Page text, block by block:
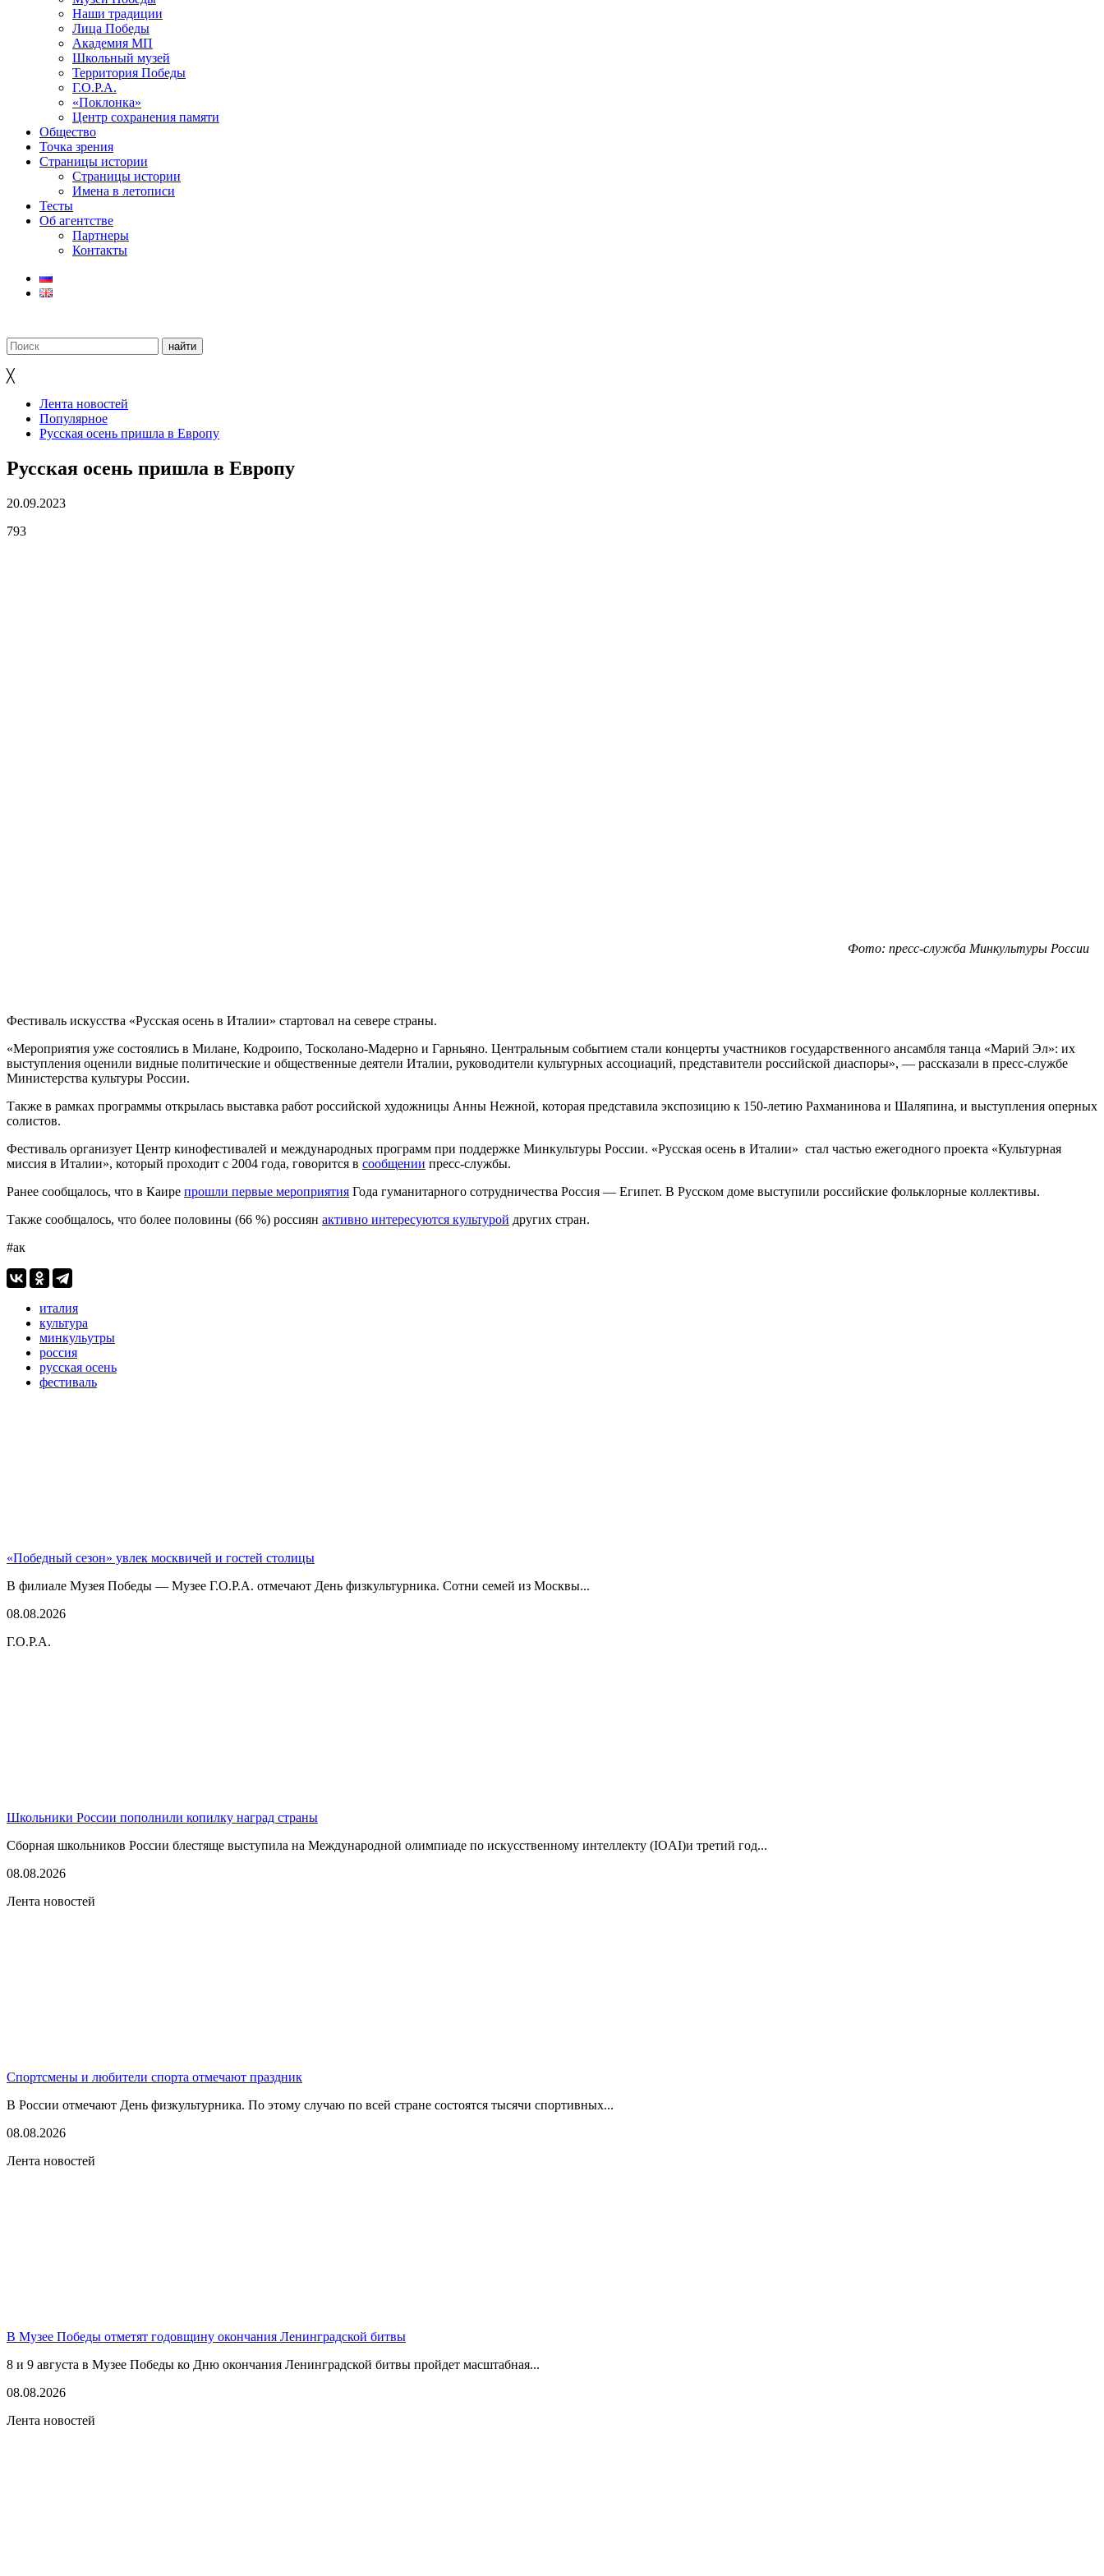
Наши традиции
Лица Победы
Академия МП
Школьный музей
Территория Победы
Г.О.Р.А.
«Поклонка»
Центр сохранения памяти
Общество
Точка зрения
Страницы истории
Страницы истории
Имена в летописи
Тесты
Об агентстве
Партнеры
Контакты
╳
Лента новостей
Популярное
Русская осень пришла в Европу
Русская осень пришла в Европу
20.09.2023
793
Фото: пресс-служба Минкультуры России
Фестиваль искусства «Русская осень в Италии» стартовал на севере страны.
«Мероприятия уже состоялись в Милане, Кодроипо, Тосколано-Мадерно и Гарньяно. Центральным событием стали концерты участников государственного ансамбля танца «Марий Эл»: их
выступления оценили видные политические и общественные деятели Италии, руководители культурных ассоциаций, представители российской диаспоры», — рассказали в пресс-службе
Министерства культуры России.
Также в рамках программы открылась выставка работ российской художницы Анны Нежной, которая представила экспозицию к 150-летию Рахманинова и Шаляпина, и выступления оперных
солистов.
Фестиваль организует Центр кинофестивалей и международных программ при поддержке Минкультуры России. «Русская осень в Италии» стал частью ежегодного проекта «Культурная
миссия в Италии», который проходит с 2004 года, говорится в сообщении пресс-службы.
Ранее сообщалось, что в Каире прошли первые мероприятия Года гуманитарного сотрудничества Россия — Египет. В Русском доме выступили российские фольклорные коллективы.
Также сообщалось, что более половины (66 %) россиян активно интересуются культурой других стран.
#ак
италия
культура
минкульутры
россия
русская осень
фестиваль
«Победный сезон» увлек москвичей и гостей столицы
В филиале Музея Победы — Музее Г.О.Р.А. отмечают День физкультурника. Сотни семей из Москвы...
08.08.2026
Г.О.Р.А.
Школьники России пополнили копилку наград страны
Сборная школьников России блестяще выступила на Международной олимпиаде по искусственному интеллекту (IOAI)и третий год...
08.08.2026
Лента новостей
Спортсмены и любители спорта отмечают праздник
В России отмечают День физкультурника. По этому случаю по всей стране состоятся тысячи спортивных...
08.08.2026
Лента новостей
В Музее Победы отметят годовщину окончания Ленинградской битвы
8 и 9 августа в Музее Победы ко Дню окончания Ленинградской битвы пройдет масштабная...
08.08.2026
Лента новостей